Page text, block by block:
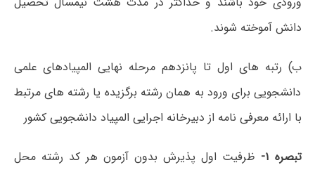
دانش آموخته شوند.
ب) رتبه های اول تا پانزدهم مرحله نهایی المپیادهای علمی
دانشجویی برای ورود به همان رشته برگزیده یا رشته های مرتبط
با ارائه معرفی نامه از دبیرخانه اجرایی المپیاد دانشجویی کشور
تبصره ۱-
ظرفیت اول پذیرش بدون آزمون هر کد رشته محل